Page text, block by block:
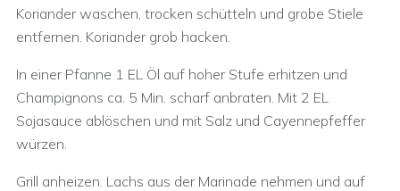
Koriander waschen, trocken schütteln und grobe Stiele
entfernen. Koriander grob hacken.
In einer Pfanne 1 EL Öl auf hoher Stufe erhitzen und
Champignons ca. 5 Min. scharf anbraten. Mit 2 EL
Sojasauce ablöschen und mit Salz und Cayennepfeffer
würzen.
Grill anheizen. Lachs aus der Marinade nehmen und auf